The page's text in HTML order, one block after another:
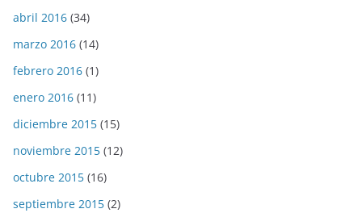
abril 2016 (34)
marzo 2016 (14)
febrero 2016 (1)
enero 2016 (11)
diciembre 2015 (15)
noviembre 2015 (12)
octubre 2015 (16)
septiembre 2015 (2)